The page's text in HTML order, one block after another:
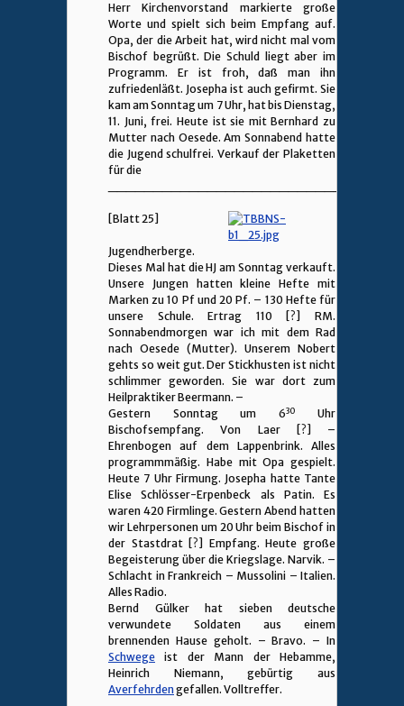
Herr Kirchenvorstand markierte große
Worte und spielt sich beim Empfang auf.
Opa, der die Arbeit hat, wird nicht mal vom
Bischof begrüßt. Die Schuld liegt aber im
Programm. Er ist froh, daß man ihn
zufriedenläßt. Josepha ist auch gefirmt. Sie
kam am Sonntag um 7 Uhr, hat bis Dienstag,
11. Juni, frei. Heute ist sie mit Bernhard zu
Mutter nach Oesede. Am Sonnabend hatte
die Jugend schulfrei. Verkauf der Plaketten
für die
[Blatt 25]
Jugendherberge.
Dieses Mal hat die HJ am Sonntag verkauft.
Unsere Jungen hatten kleine Hefte mit
Marken zu 10 Pf und 20 Pf. – 130 Hefte für
unsere Schule. Ertrag 110 [?] RM.
Sonnabendmorgen war ich mit dem Rad
nach Oesede (Mutter). Unserem Nobert
gehts so weit gut. Der Stickhusten ist nicht
schlimmer geworden. Sie war dort zum
Heilpraktiker Beermann. –
Gestern Sonntag um 630
Uhr
Bischofsempfang. Von Laer [?] –
Ehrenbogen auf dem Lappenbrink. Alles
programmmäßig. Habe mit Opa gespielt.
Heute 7 Uhr Firmung. Josepha hatte Tante
Elise Schlösser-Erpenbeck als Patin. Es
waren 420 Firmlinge. Gestern Abend hatten
wir Lehrpersonen um 20 Uhr beim Bischof in
der Stastdrat [?] Empfang. Heute große
Begeisterung über die Kriegslage. Narvik. –
Schlacht in Frankreich – Mussolini – Italien.
Alles Radio.
Bernd Gülker hat sieben deutsche
verwundete Soldaten aus einem
brennenden Hause geholt. – Bravo. – In
Schwege ist der Mann der Hebamme,
Heinrich Niemann, gebürtig aus
Averfehrdengefallen. Volltreffer.